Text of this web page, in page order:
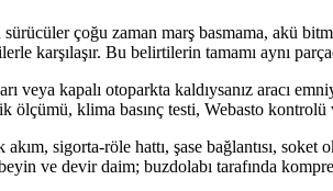
çoğu zaman marş basmama, akü
karşılaşır. Bu belirtilerin tamamı aynı
veya kapalı otoparkta kaldıysanız aracı
klima basınç testi, Webasto kontrolü
akım, sigorta-röle hattı, şase bağlantısı,
ve devir daim; buzdolabı tarafında